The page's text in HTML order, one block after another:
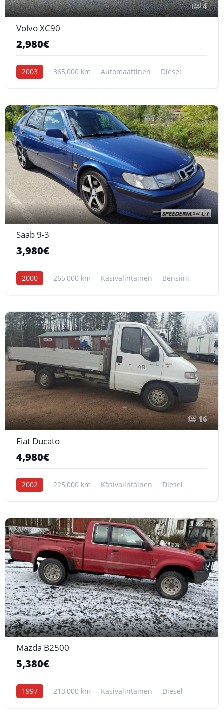
4
Volvo XC90
2,980€
2003 365,000 km Automaattinen Diesel
6
Saab 9-3
3,980€
2000 265,000 km Käsivalintainen Bensiini
16
Fiat Ducato
4,980€
2002 225,000 km Käsivalintainen Diesel
18
Mazda B2500
5,380€
1997 213,000 km Käsivalintainen Diesel